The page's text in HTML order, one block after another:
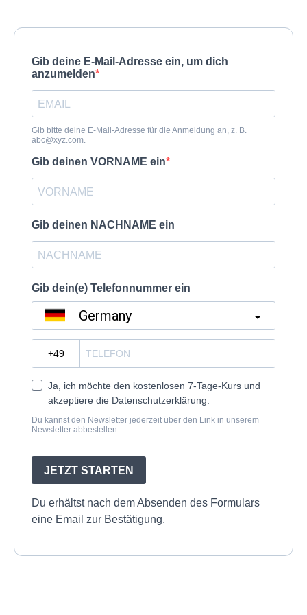
Gib deine E-Mail-Adresse ein, um dich
anzumelden
Gib bitte deine E-Mail-Adresse für die Anmeldung an, z. B.
abc@xyz.com.
Gib deinen VORNAME ein
Gib deinen NACHNAME ein
Gib dein(e) Telefonnummer ein
Germany
Ja, ich möchte den kostenlosen 7-Tage-Kurs und
akzeptiere die Datenschutzerklärung.
Du kannst den Newsletter jederzeit über den Link in unserem
Newsletter abbestellen.
JETZT STARTEN
Du erhältst nach dem Absenden des Formulars
eine Email zur Bestätigung.